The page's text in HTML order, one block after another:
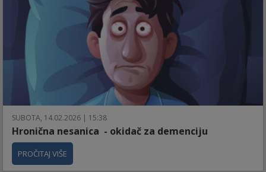
SUBOTA, 14.02.2026 | 15:38
Hronična nesanica - okidač za demenciju
PROČITAJ VIŠE